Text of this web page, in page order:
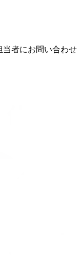
当者にお問い合わせ